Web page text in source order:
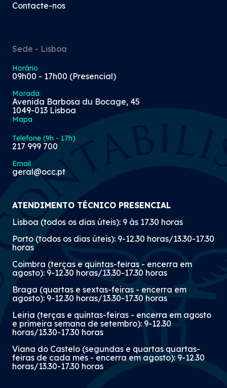
Contacte-nos
Sede - Lisboa
Horário
09h00 - 17h00 (Presencial)
Morada
Avenida Barbosa du Bocage, 45
1049-013 Lisboa
Mapa
Telefone (9h - 17h)
217 999 700
Email
geral@occ.pt
ATENDIMENTO TÉCNICO PRESENCIAL
Lisboa (todos os dias úteis): 9 às 17.30 horas
Porto (todos os dias úteis): 9-12.30 horas/13.30-17.30
horas
Coimbra (terças e quintas-feiras - encerra em
agosto): 9-12.30 horas/13.30-17.30 horas
Braga (quartas e sextas-feiras - encerra em
agosto): 9-12.30 horas/13.30-17.30 horas
Leiria (terças e quintas-feiras - encerra em agosto
e primeira semana de setembro): 9-12.30
horas/13.30-17.30 horas
Viana do Castelo (segundas e quartas quartas-
feiras de cada mês - encerra em agosto): 9-12.30
horas/13.30-17.30 horas